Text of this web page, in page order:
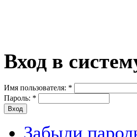
Вход в
Имя пользователя: *
Пароль: *
Забыли